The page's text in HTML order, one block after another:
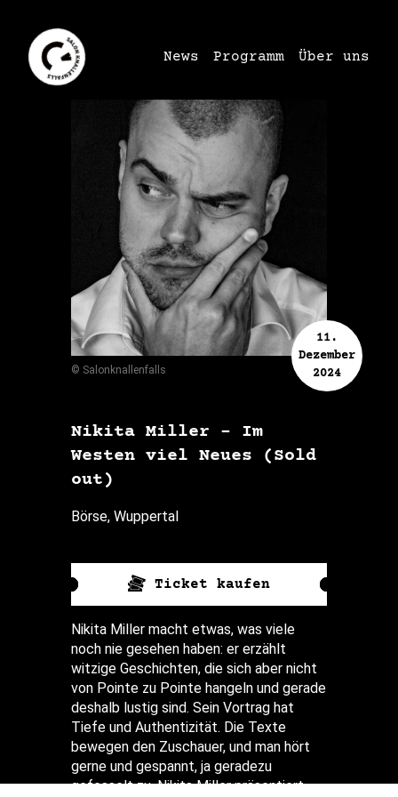
News Programm Über uns
11.
Dezember
2024
© Salonknallenfalls
Nikita Miller – Im
Westen viel Neues (Sold
out)
Börse, Wuppertal
Ticket kaufen
Nikita Miller macht etwas, was viele
noch nie gesehen haben: er erzählt
witzige Geschichten, die sich aber nicht
von Pointe zu Pointe hangeln und gerade
deshalb lustig sind. Sein Vortrag hat
Tiefe und Authentizität. Die Texte
bewegen den Zuschauer, und man hört
gerne und gespannt, ja geradezu
gefesselt zu. Nikita Miller präsentiert